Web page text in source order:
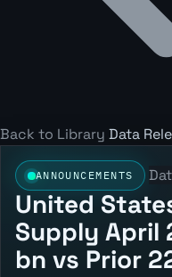
Back to Library Data
ANNOUNCEMENTS
United
Supply April
bn vs Prior